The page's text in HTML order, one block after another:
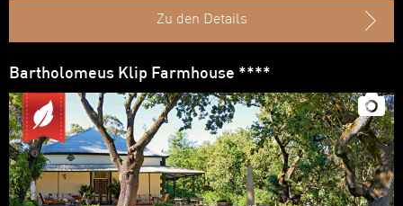
Zu den Details
Bartholomeus Klip Farmhouse ****